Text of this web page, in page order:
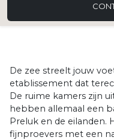
De zee streelt jouw
etablissement dat
De ruime kamers zijn
hebben allemaal een
Preluk en de eilanden.
fijnproevers met een